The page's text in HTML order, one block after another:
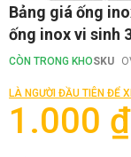
Chuyển
đến
phần
đầu
của
thư
viện
hình
Bảng giá ống
ống inox vi sinh
CÒN TRONG KHOSKU
LÀ NGƯỜI ĐẦU TIÊN ĐỂ
1.000 ₫